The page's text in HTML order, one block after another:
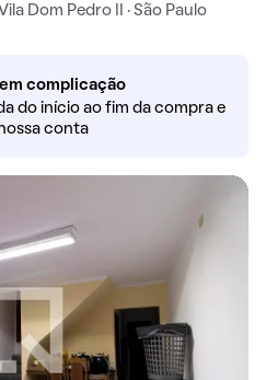
Dom Pedro II · São Paulo
complicação
do início ao fim da compra e
conta